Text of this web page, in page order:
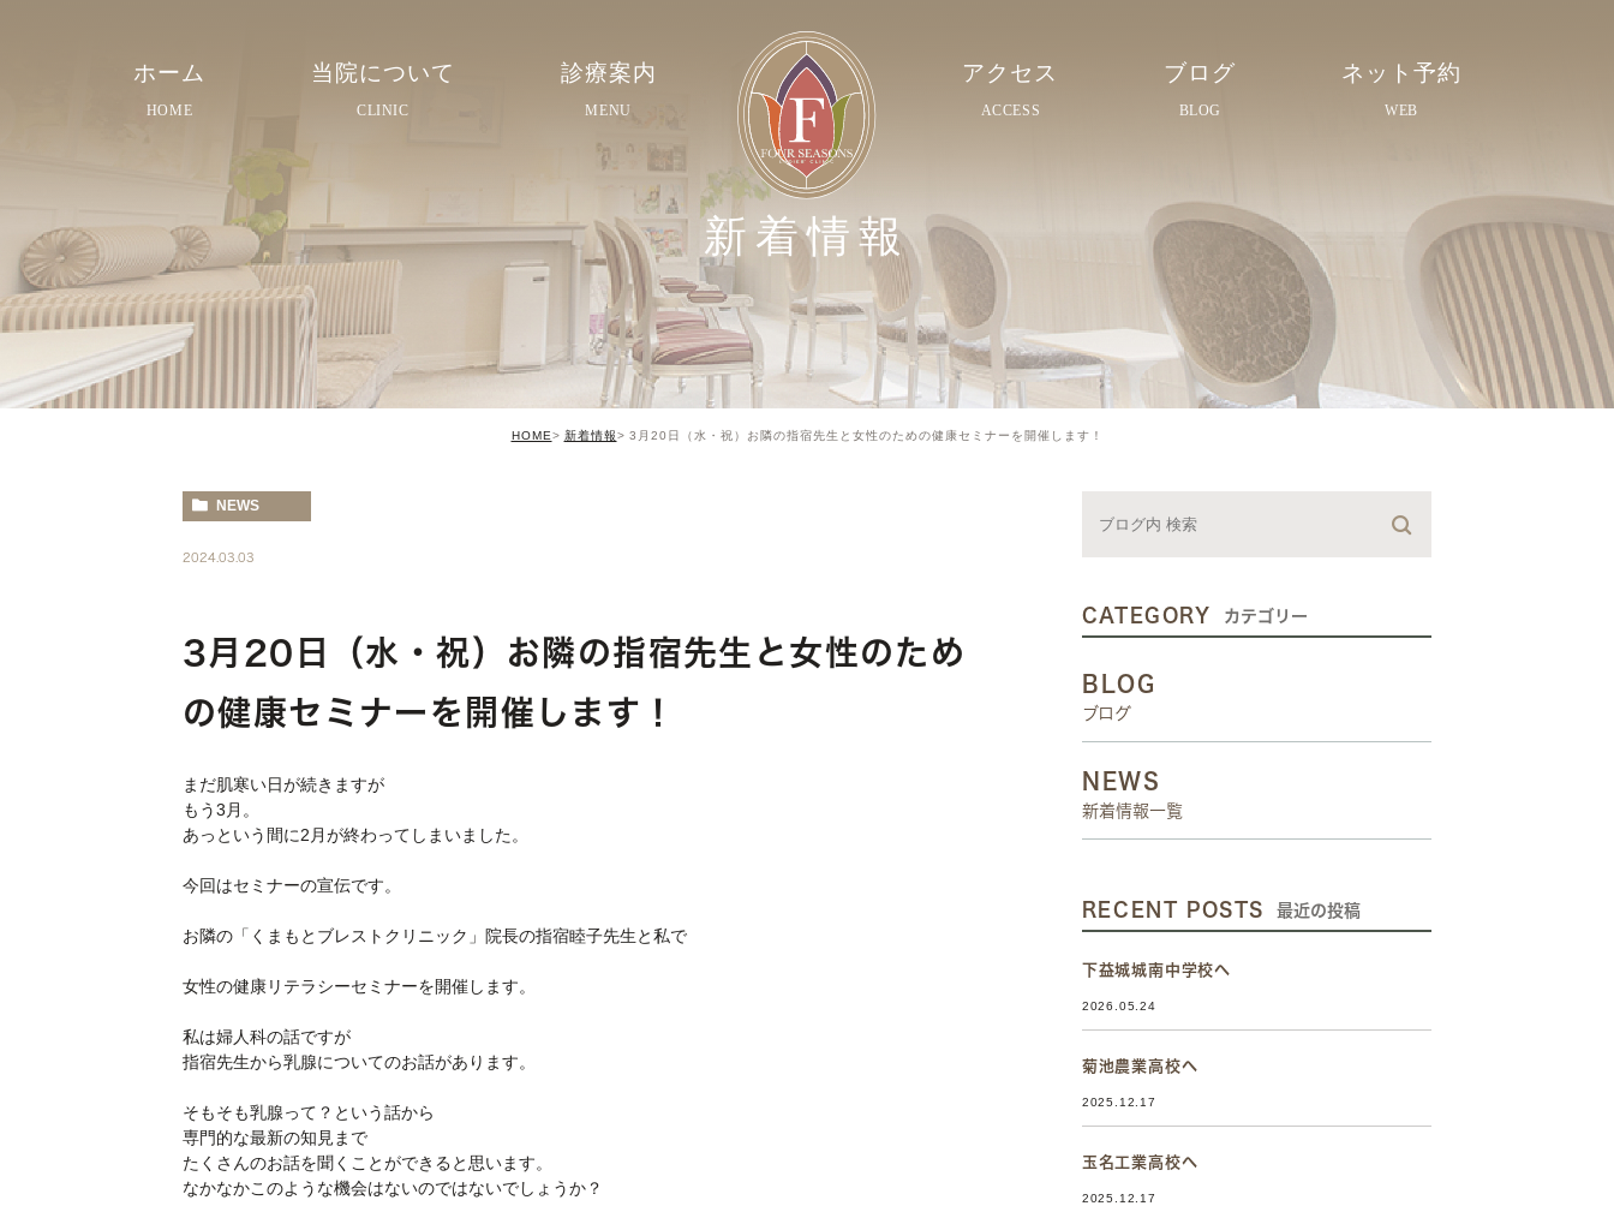
ホーム
HOME
当院について
CLINIC
院内紹介
スタッフ紹介
診療案内
MENU
アクセス
ACCESS
ブログ
BLOG
ネット予約
WEB
新着情報
HOME 新着情報 3月20日（水・祝）お隣の指宿先生と女性のための健康セミナーを開催します！
NEWS
2024.03.03
3月20日（水・祝）お隣の指宿先生と女性のため
の健康セミナーを開催します！
まだ肌寒い日が続きますが
もう3月。
あっという間に2月が終わってしまいました。
今回はセミナーの宣伝です。
お隣の「くまもとブレストクリニック」院長の指宿睦子先生と私で
女性の健康リテラシーセミナーを開催します。
私は婦人科の話ですが
指宿先生から乳腺についてのお話があります。
そもそも乳腺って？という話から
専門的な最新の知見まで
たくさんのお話を聞くことができると思います。
なかなかこのような機会はないのではないでしょうか？
CATEGORY カテゴリー
BLOG
ブログ
NEWS
新着情報一覧
RECENT POSTS 最近の投稿
下益城城南中学校へ
2026.05.24
菊池農業高校へ
2025.12.17
玉名工業高校へ
2025.12.17